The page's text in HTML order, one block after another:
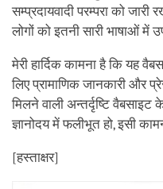
सम्प्रदायवादी परम्परा को
लोगों को इतनी सारी भाषाओं में
मेरी हार्दिक कामना है कि यह
लिए प्रामाणिक जानकारी और
मिलने वाली अन्तर्दृष्टि
ज्ञानोदय में फलीभूत हो, इसी
[हस्ताक्षर]